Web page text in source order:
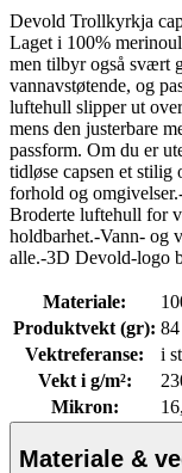
Devold Trollkyrkja
Laget i 100%
men tilbyr også svært
vannavstøtende, og
luftehull slipper ut
mens den justerbare
passform. Om du er
tidløse capsen et
forhold og
Broderte luftehull for
holdbarhet.-Vann- og
alle.-3D Devold-logo
Materiale:
Produktvekt (gr): 84
Vektreferanse:
i
Vekt i g/m²:
Mikron:
Materiale &